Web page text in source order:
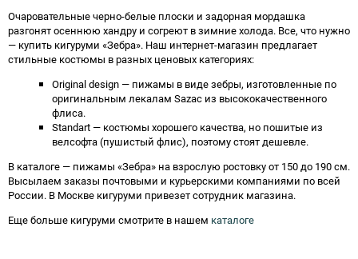
Очаровательные черно-белые плоски и задорная мордашка
разгонят осеннюю хандру и согреют в зимние холода. Все, что нужно
— купить кигуруми «Зебра». Наш интернет-магазин предлагает
стильные костюмы в разных ценовых категориях:
Original design — пижамы в виде зебры, изготовленные по
оригинальным лекалам Sazac из высококачественного
флиса.
Standart — костюмы хорошего качества, но пошитые из
велсофта (пушистый флис), поэтому стоят дешевле.
В каталоге — пижамы «Зебра» на взрослую ростовку от 150 до 190 см.
Высылаем заказы почтовыми и курьерскими компаниями по всей
России. В Москве кигуруми привезет сотрудник магазина.
Еще больше кигуруми смотрите в нашем каталоге